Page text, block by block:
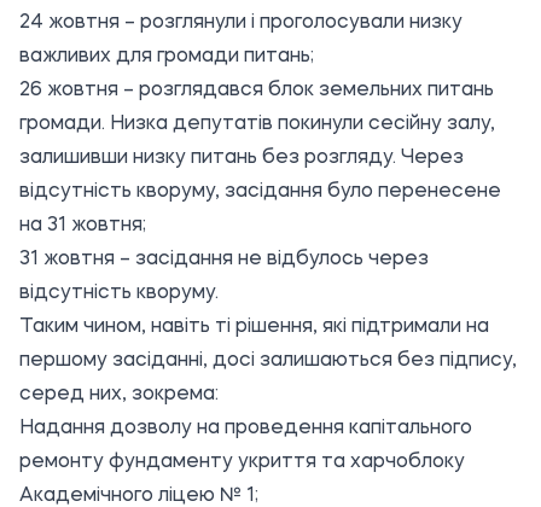
24 жовтня – розглянули і проголосували низку
важливих для громади питань;
26 жовтня – розглядався блок земельних питань
громади. Низка депутатів покинули сесійну залу,
залишивши низку питань без розгляду. Через
відсутність кворуму, засідання було перенесене
на 31 жовтня;
31 жовтня – засідання не відбулось через
відсутність кворуму.
Таким чином, навіть ті рішення, які підтримали на
першому засіданні, досі залишаються без підпису,
серед них, зокрема:
Надання дозволу на проведення капітального
ремонту фундаменту укриття та харчоблоку
Академічного ліцею № 1;